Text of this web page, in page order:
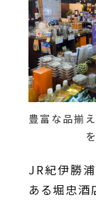
豊富な品揃
JR紀伊勝
ある堀忠酒